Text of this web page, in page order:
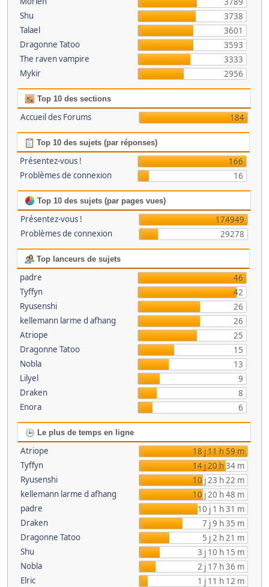
Shu
3738
Talael
3601
Dragonne Tatoo
3593
The raven vampire
3333
Mykir
2956
Top 10 des sections
Accueil des Forums 184
Top 10 des sujets (par réponses)
Présentez-vous !
166
Problèmes de connexion
16
Top 10 des sujets (par pages vues)
Présentez-vous !
174949
Problèmes de connexion
29278
Top lanceurs de sujets
padre
46
Tyffyn
42
Ryusenshi
26
kellemann larme d afhang
26
Atriope
25
Dragonne Tatoo
15
Nobla
13
Lilyel
9
Draken
8
Enora
6
Le plus de temps en ligne
Atriope
18 j 11 h 59 m
Tyffyn
14 j 20 h 34 m
Ryusenshi
10 j 23 h 22 m
kellemann larme d afhang
10 j 20 h 48 m
padre
10 j 1 h 31 m
Draken
7 j 9 h 35 m
Dragonne Tatoo
5 j 2 h 21 m
Shu
3 j 10 h 15 m
Nobla
2 j 17 h 36 m
Elric
1 j 11 h 12 m